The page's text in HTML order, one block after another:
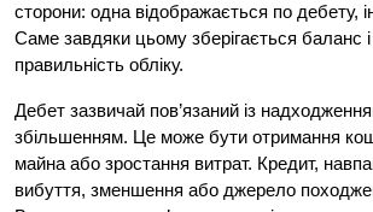
сторони: одна відображається по дебету,
Саме завдяки цьому зберігається баланс
правильність обліку.
Дебет зазвичай пов’язаний із
збільшенням. Це може бути отримання
майна або зростання витрат. Кредит,
вибуття, зменшення або джерело